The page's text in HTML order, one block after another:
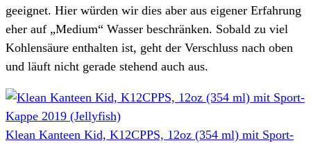
geeignet. Hier würden wir dies aber aus eigener Erfahrung
eher auf „Medium“ Wasser beschränken. Sobald zu viel
Kohlensäure enthalten ist, geht der Verschluss nach oben
und läuft nicht gerade stehend auch aus.
Klean Kanteen Kid, K12CPPS, 12oz (354 ml) mit Sport-